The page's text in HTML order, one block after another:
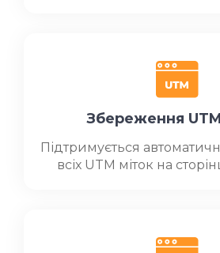
Збереження
Підтримується
всіх UTM міток на